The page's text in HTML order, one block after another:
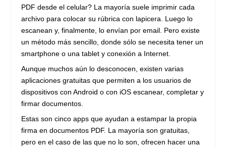
PDF desde el celular? La mayoría suele imprimir cada
archivo para colocar su rúbrica con lapicera. Luego lo
escanean y, finalmente, lo envían por email. Pero existe
un método más sencillo, donde sólo se necesita tener un
smartphone o una tablet y conexión a Internet.
Aunque muchos aún lo desconocen, existen varias
aplicaciones gratuitas que permiten a los usuarios de
dispositivos con Android o con iOS escanear, completar y
firmar documentos.
Estas son cinco apps que ayudan a estampar la propia
firma en documentos PDF. La mayoría son gratuitas,
pero en el caso de las que no lo son, ofrecen hacer una